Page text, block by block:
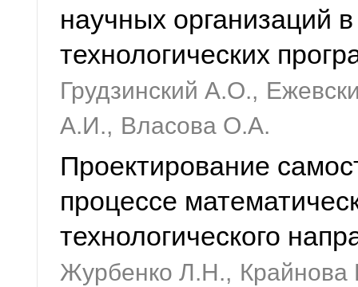
научных организаций
технологических
Грудзинский А.О.,
А.И., Власова О.А.
Проектирование
процессе
технологического
Журбенко Л.Н., Крайнова